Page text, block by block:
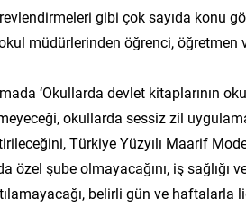
gibi çok sayıda konu
müdürlerinden öğrenci, öğretmen
‘Okullarda devlet kitaplarının
okullarda sessiz zil
Türkiye Yüzyılı Maarif
özel şube olmayacağını, iş sağlığı
belirli gün ve haftalarla